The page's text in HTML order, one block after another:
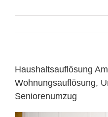
Haushaltsauflösung
Wohnungsauflösung,
Seniorenumzug